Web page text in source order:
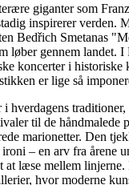
giganter som
inspirerer verden.
Bedřich Smetanas
løber gennem landet. I
koncerter i historiske
er lige så
hverdagens
til de håndmalede
marionetter. Den
– en arv fra årene
at læse mellem linjerne.
hvor moderne